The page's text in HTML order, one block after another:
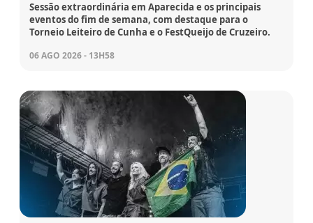
Sessão extraordinária em Aparecida e os principais
eventos do fim de semana, com destaque para o
Torneio Leiteiro de Cunha e o FestQueijo de Cruzeiro.
06 AGO 2026 - 13H58